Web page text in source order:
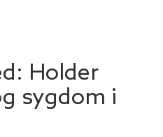
Holder
sygdom i